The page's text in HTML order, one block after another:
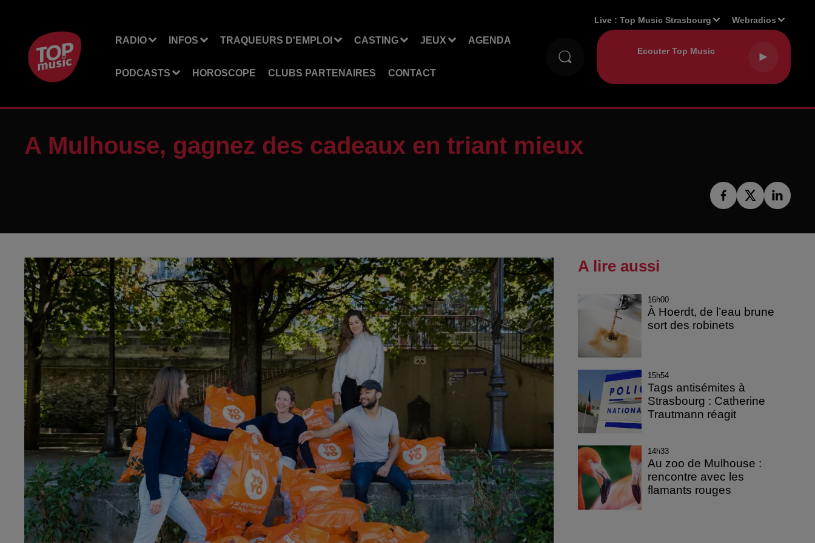
RADIO INFOS TRAQUEURS D'EMPLOI CASTING JEUX AGENDA
PODCASTS HOROSCOPE CLUBS PARTENAIRES CONTACT
Live :Top Music Strasbourg Webradios
A Mulhouse, gagnez des cadeaux en triant mieux
A lire aussi
16h00
À Hoerdt, de l’eau brune
sort des robinets
15h54
Tags antisémites à
Strasbourg : Catherine
Trautmann réagit
14h33
Au zoo de Mulhouse :
rencontre avec les
flamants rouges